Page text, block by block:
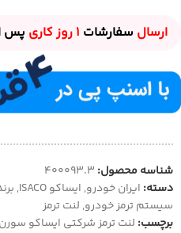
ارسال سفارشات 1 روز کاری پس
شناسه محصول: 400093.3
دسته: ایران خودرو, ایساکو ISACO ,
سیستم ترمز خودرو, لنت ترمز
برچسب: لنت ترمز شرکتی ایساکو سورن